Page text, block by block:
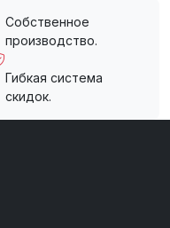
Собственное
производство.
Гибкая система
скидок.